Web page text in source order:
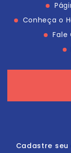
Conheça o
Fale
Cadastre